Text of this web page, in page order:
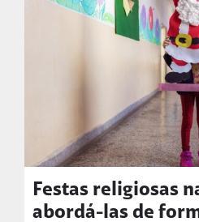
Festas religiosas
abordá-las de